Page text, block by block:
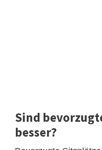
Sind
besser?